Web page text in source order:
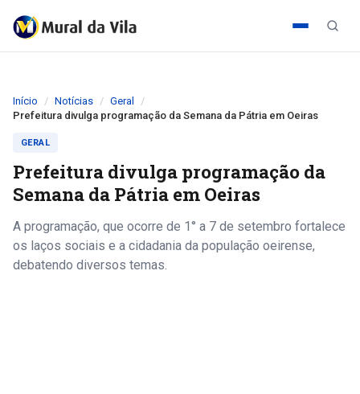
Início Notícias
Geral
Prefeitura divulga programação da Semana da Pátria em Oeiras
GERAL
Prefeitura divulga programação da
Semana da Pátria em Oeiras
A programação, que ocorre de 1° a 7 de setembro fortalece
os laços sociais e a cidadania da população oeirense,
debatendo diversos temas.